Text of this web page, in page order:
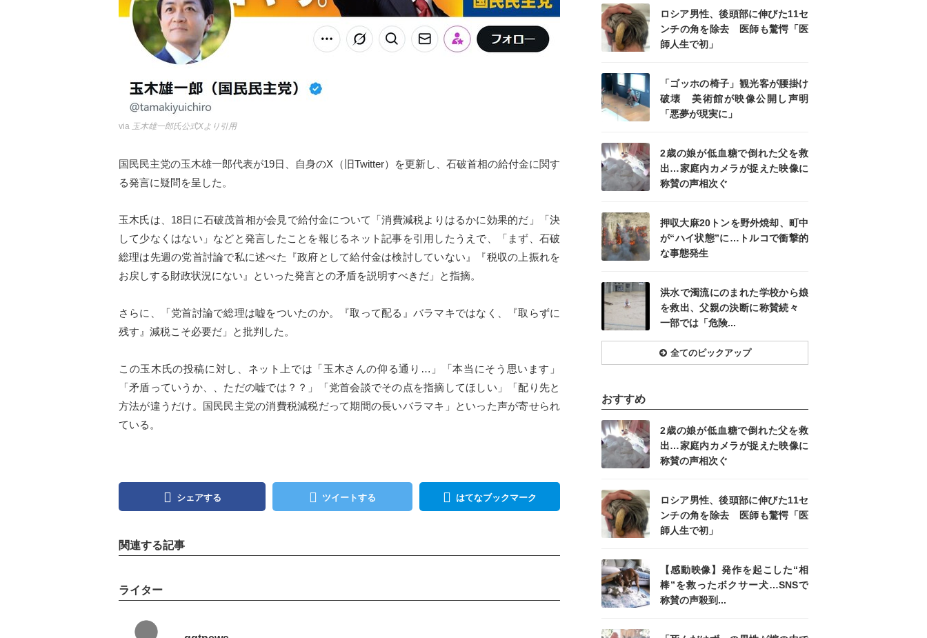
via 玉木雄一郎氏公式Xより引用
国民民主党の玉木雄一郎代表が19日、自身のX（旧Twitter）を更新し、石破首相の給付金に関す
る発言に疑問を呈した。
玉木氏は、18日に石破茂首相が会見で給付金について「消費減税よりはるかに効果的だ」「決
して少なくはない」などと発言したことを報じるネット記事を引用したうえで、「まず、石破
総理は先週の党首討論で私に述べた『政府として給付金は検討していない』『税収の上振れを
お戻しする財政状況にない』といった発言との矛盾を説明すべきだ」と指摘。
さらに、「党首討論で総理は嘘をついたのか。『取って配る』バラマキではなく、『取らずに
残す』減税こそ必要だ」と批判した。
この玉木氏の投稿に対し、ネット上では「玉木さんの仰る通り…」「本当にそう思います」
「矛盾っていうか、、ただの嘘では？？」「党首会談でその点を指摘してほしい」「配り先と
方法が違うだけ。国民民主党の消費税減税だって期間の長いバラマキ」といった声が寄せられ
ている。
シェアする ツイートする はてなブックマーク
関連する記事
ライター
ロシア男性、後頭部に伸びた11セ
ンチの角を除去 医師も驚愕「医
師人生で初」
記事を読む
「ゴッホの椅子」観光客が腰掛け
破壊 美術館が映像公開し声明
「悪夢が現実に」
2歳の娘が低血糖で倒れた父を救
出…家庭内カメラが捉えた映像に
称賛の声相次ぐ
押収大麻20トンを野外焼却、町中
が“ハイ状態”に…トルコで衝撃的
な事態発生
洪水で濁流にのまれた学校から娘
を救出、父親の決断に称賛続々
一部では「危険...
全てのピックアップ
おすすめ
2歳の娘が低血糖で倒れた父を救
出…家庭内カメラが捉えた映像に
称賛の声相次ぐ
ロシア男性、後頭部に伸びた11セ
ンチの角を除去 医師も驚愕「医
師人生で初」
記事を読む
【感動映像】発作を起こした“相
棒”を救ったボクサー犬…SNSで
称賛の声殺到...
記事を読む